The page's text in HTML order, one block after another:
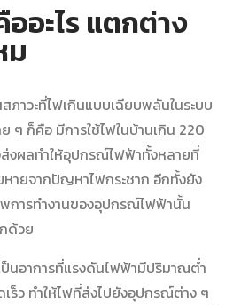
ออะไร แตกต่าง
ม
ภาวะที่ไฟเกินแบบเฉียบพลันในระบบ
ๆ ก็คือ มีการใช้ไฟในบ้านเกิน 220
งผลทำให้อุปกรณ์ไฟฟ้าทั้งหลายที่
หายจากปัญหาไฟกระชาก อีกทั้งยัง
พการทำงานของอุปกรณ์ไฟฟ้านั้น
ด้วย
นอาการที่แรงดันไฟฟ้ามีปริมาณต่ำ
ร็ว ทำให้ไฟที่ส่งไปยังอุปกรณ์ต่าง ๆ